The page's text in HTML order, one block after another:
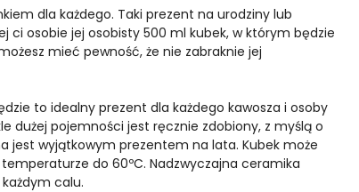
dla każdego. Taki prezent na urodziny lub
ci osobie jej osobisty 500 ml kubek, w którym będzie
mieć pewność, że nie zabraknie jej
to idealny prezent dla każdego kawosza i osoby
dużej pojemności jest ręcznie zdobiony, z myślą o
jest wyjątkowym prezentem na lata. Kubek może
do 60ºC. Nadzwyczajna ceramika
calu.